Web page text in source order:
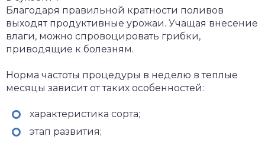
Благодаря правильной кратности поливов
выходят продуктивные урожаи. Учащая внесение
влаги, можно спровоцировать грибки,
приводящие к болезням.
Норма частоты процедуры в неделю в теплые
месяцы зависит от таких особенностей:
характеристика сорта;
этап развития;